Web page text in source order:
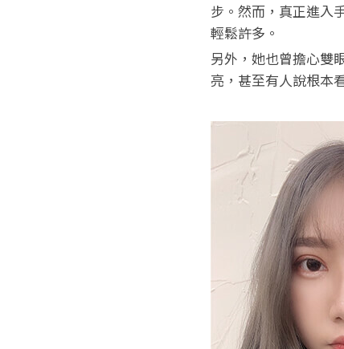
步。然而，真正進入
輕鬆許多。
另外，她也曾擔心雙
亮，甚至有人說根本